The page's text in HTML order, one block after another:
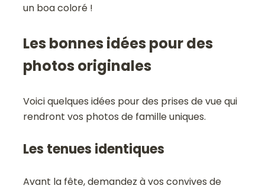
un boa coloré !
Les bonnes idées pour des
photos originales
Voici quelques idées pour des prises de vue qui
rendront vos photos de famille uniques.
Les tenues identiques
Avant la fête, demandez à vos convives de